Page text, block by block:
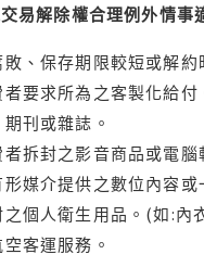
易解除權合理例外情事
敗、保存期限較短或解
者要求所為之客製化給
刊或雜誌。
拆封之影音商品或電腦
形媒介提供之數位內容
之個人衛生用品。(如:內
客運服務。